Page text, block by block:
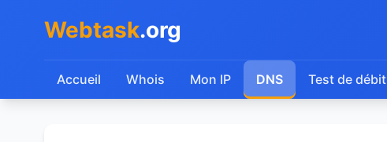
Webtask.org
Accueil Whois Mon IP DNS Test de débit